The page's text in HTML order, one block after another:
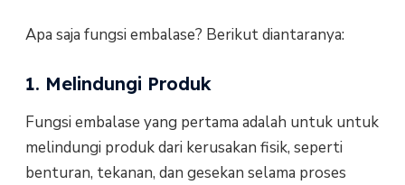
Apa saja fungsi embalase? Berikut diantaranya:
1. Melindungi Produk
Fungsi embalase yang pertama adalah untuk untuk
melindungi produk dari kerusakan fisik, seperti
benturan, tekanan, dan gesekan selama proses